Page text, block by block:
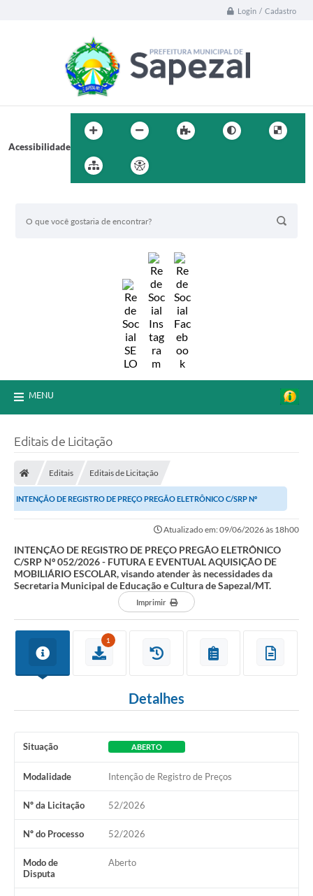
Login / Cadastro
Acessibilidade
MENU
Editais de Licitação
Editais Editais de Licitação
INTENÇÃO DE REGISTRO DE PREÇO PREGÃO ELETRÔNICO C/SRP Nº
Atualizado em: 09/06/2026 às 18h00
INTENÇÃO DE REGISTRO DE PREÇO PREGÃO ELETRÔNICO
C/SRP Nº 052/2026 - FUTURA E EVENTUAL AQUISIÇÃO DE
MOBILIÁRIO ESCOLAR, visando atender às necessidades da
Secretaria Municipal de Educação e Cultura de Sapezal/MT.
Imprimir
1
Detalhes
Situação ABERTO
Modalidade Intenção de Registro de Preços
Nº da Licitação 52/2026
Nº do Processo 52/2026
Modo de
Disputa
Aberto